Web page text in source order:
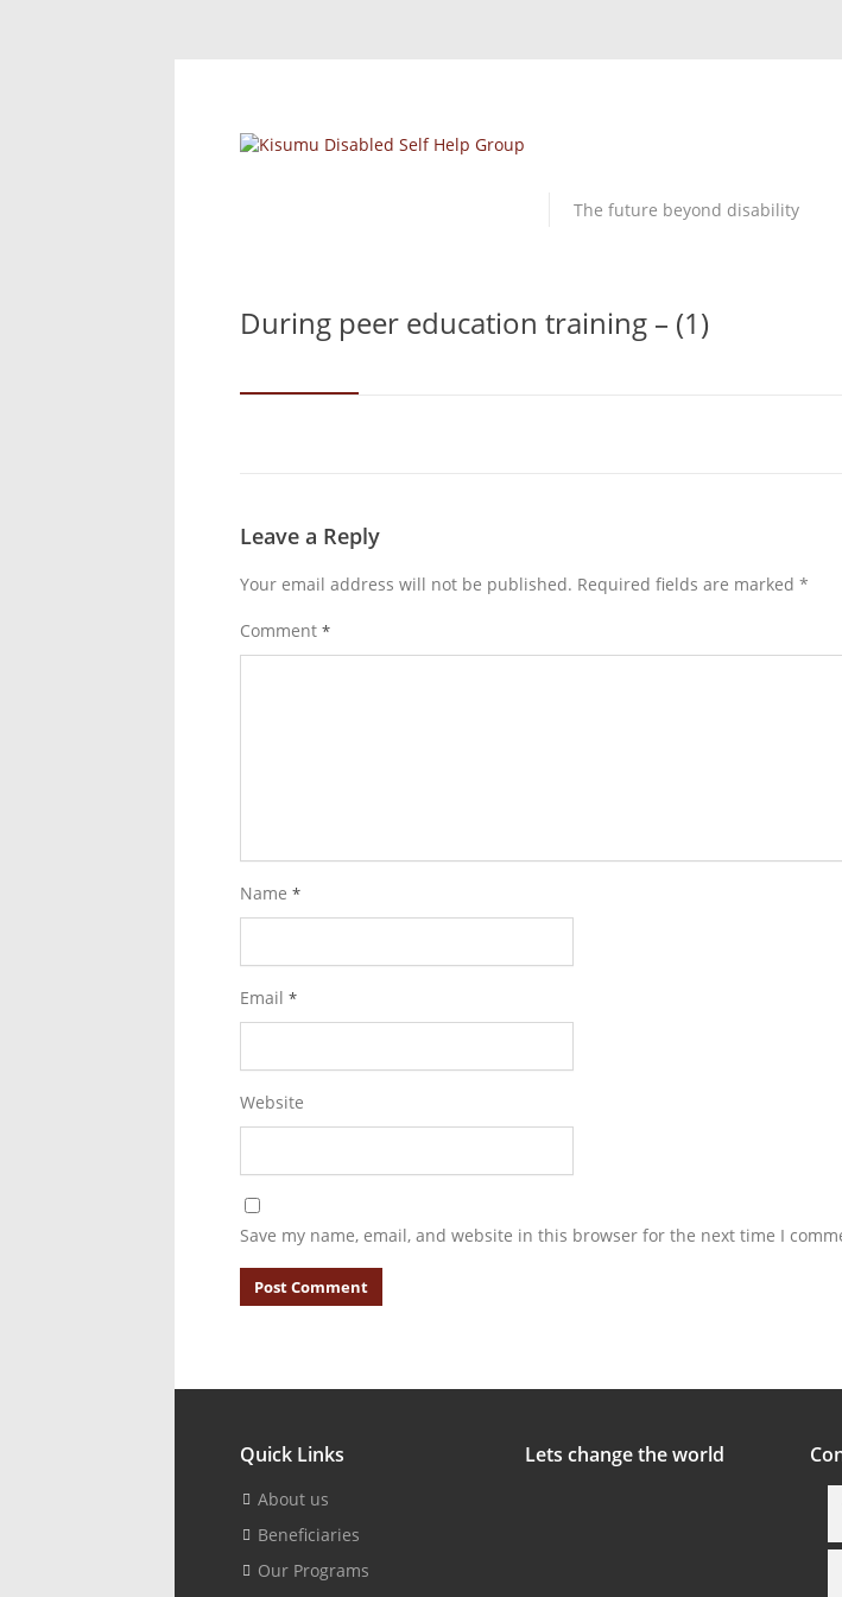
The future beyond disability
During peer education training – (1)
Leave a Reply
Your email address will not be published. Required fields are marked *
Comment *
Name *
Email *
Website
Save my name, email, and website in this browser for the next time I
Quick Links
About us
Beneficiaries
Our Programs
Lets change the world